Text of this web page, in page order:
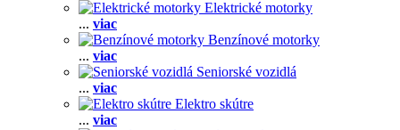
Elektrické motorky
... viac
Benzínové motorky
... viac
Seniorské vozidlá
... viac
Elektro skútre
... viac